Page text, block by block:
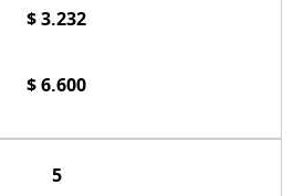
$ 3.232
$ 6.600
5